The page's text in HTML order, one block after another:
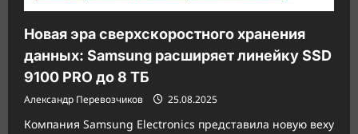
Новая эра сверхскоростного хранения
данных: Samsung расширяет линейку SSD
9100 PRO до 8 ТБ
Александр Перевозчиков 25.08.2025
Компания Samsung Electronics представила новую веху